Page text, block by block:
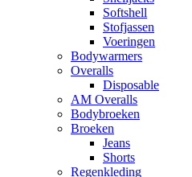
Softshell
Stofjassen
Voeringen
Bodywarmers
Overalls
Disposable
AM Overalls
Bodybroeken
Broeken
Jeans
Shorts
Regenkleding